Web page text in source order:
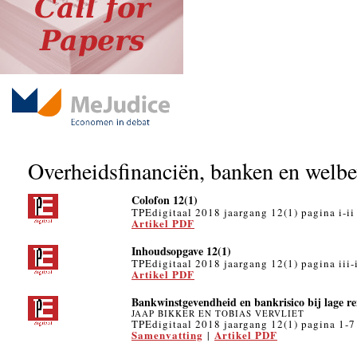
Overheidsfinanciën, banken en
Colofon 12(1)
TPEdigitaal 2018 jaargang 12(1) pagina i-ii
Artikel PDF
Inhoudsopgave 12(1)
TPEdigitaal 2018 jaargang 12(1) pagina
Artikel PDF
Bankwinstgevendheid en bankrisico bij lage
JAAP BIKKER EN TOBIAS VERVLIET
TPEdigitaal 2018 jaargang 12(1) pagina 1-7
Samenvatting | Artikel PDF